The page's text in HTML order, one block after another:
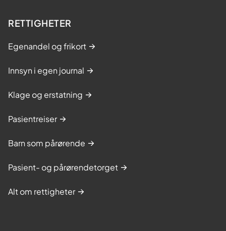
RETTIGHETER
Egenandel og frikort
Innsyn i egen journal
Klage og erstatning
Pasientreiser
Barn som pårørende
Pasient- og pårørendetorget
Alt om rettigheter